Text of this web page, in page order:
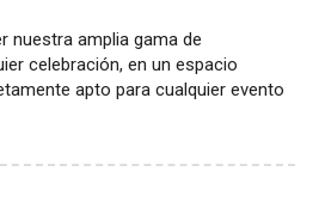
nuestra amplia gama de
celebración, en un espacio
apto para cualquier evento